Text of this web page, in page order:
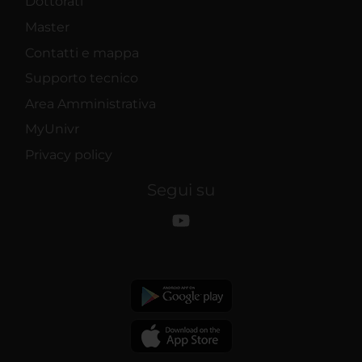
Master
Contatti e mappa
Supporto tecnico
Area Amministrativa
MyUnivr
Privacy policy
Segui su